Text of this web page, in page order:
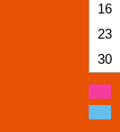
16
23
30